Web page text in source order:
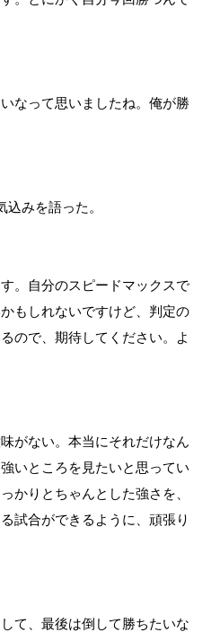
なって思いましたね。俺が勝
みを語った。
。自分のスピードマックスで
もしれないですけど、判定の
ので、期待してください。よ
がない。本当にそれだけなん
いところを見たいと思ってい
かりとちゃんとした強さを、
試合ができるように、頑張り
て、最後は倒して勝ちたいな